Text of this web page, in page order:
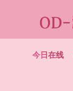
今日在线